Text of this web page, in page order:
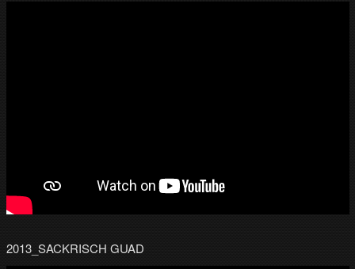
2013_SACKRISCH GUAD